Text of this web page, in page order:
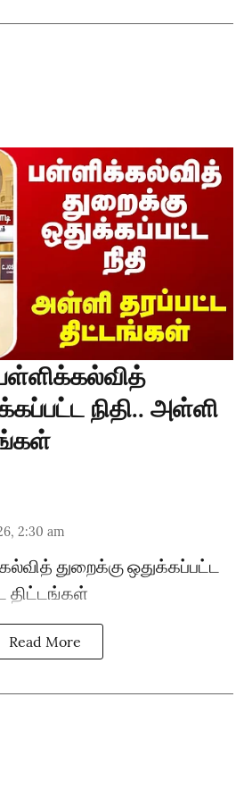
நிதி.. அள்ளி
2:30 am
துறைக்கு ஒதுக்கப்பட்ட
திட்டங்கள்
Read More